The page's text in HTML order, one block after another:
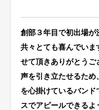
創部３年目で初出場が
共々とても喜んでいま
せて頂きありがとうご
声を引き立たせるため
を心掛けているバン
スでアピールできるよ